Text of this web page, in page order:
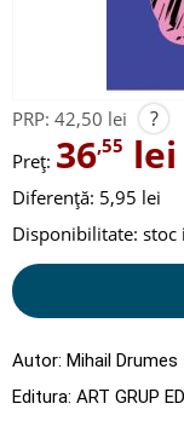
PRP: 42,50 lei ?
Preț: 36,55 lei
Diferență: 5,95 lei
Disponibilitate: stoc
Autor: Mihail Drumes
Editura: ART GRUP